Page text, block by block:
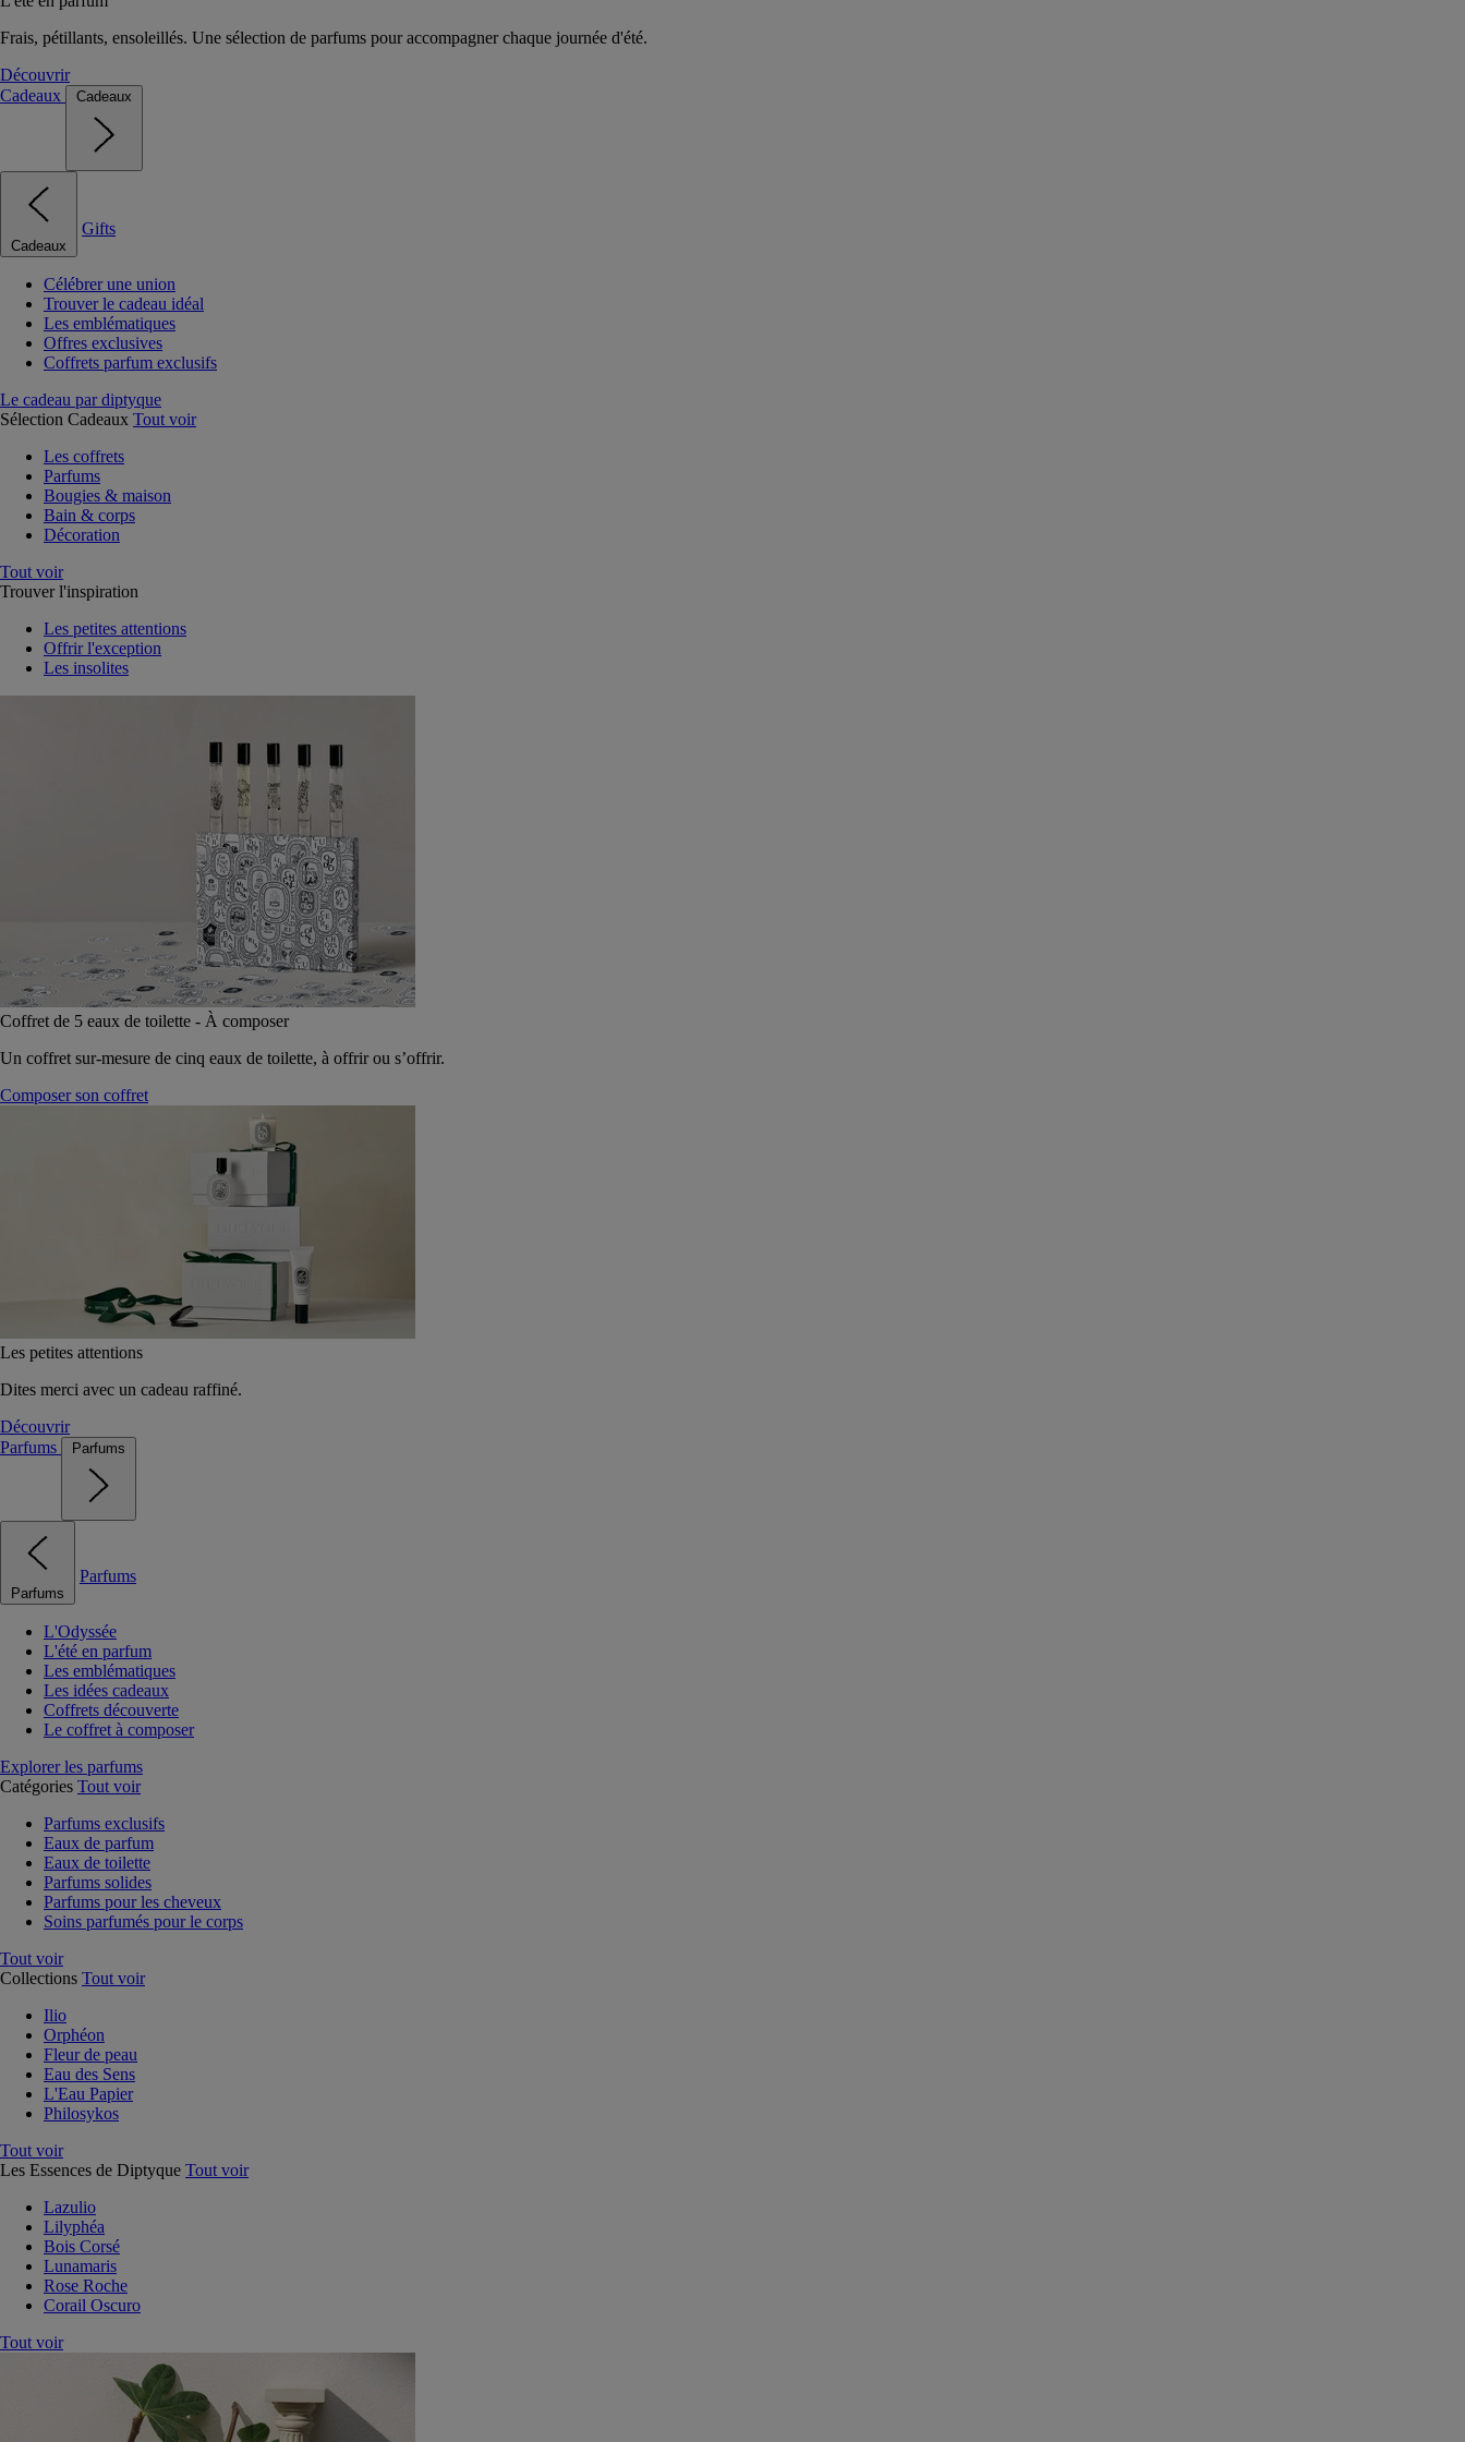
Frais, pétillants, ensoleillés. Une sélection de parfums pour accompagner chaque journée d'été.
Découvrir
Cadeaux
Cadeaux
Cadeaux
Gifts
Célébrer une union
Trouver le cadeau idéal
Les emblématiques
Offres exclusives
Coffrets parfum exclusifs
Le cadeau par diptyque
Sélection Cadeaux Tout voir
Les coffrets
Parfums
Bougies & maison
Bain & corps
Décoration
Tout voir
Trouver l'inspiration
Les petites attentions
Offrir l'exception
Les insolites
Coffret de 5 eaux de toilette - À composer
Un coffret sur-mesure de cinq eaux de toilette, à offrir ou s’offrir.
Composer son coffret
Les petites attentions
Dites merci avec un cadeau raffiné.
Découvrir
Parfums
Parfums
Parfums
Parfums
L'Odyssée
L'été en parfum
Les emblématiques
Les idées cadeaux
Coffrets découverte
Le coffret à composer
Explorer les parfums
Catégories Tout voir
Parfums exclusifs
Eaux de parfum
Eaux de toilette
Parfums solides
Parfums pour les cheveux
Soins parfumés pour le corps
Tout voir
Collections Tout voir
Ilio
Orphéon
Fleur de peau
Eau des Sens
L'Eau Papier
Philosykos
Tout voir
Les Essences de Diptyque Tout voir
Lazulio
Lilyphéa
Bois Corsé
Lunamaris
Rose Roche
Corail Oscuro
Tout voir